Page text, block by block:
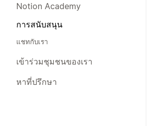
Notion Academy
การสนับสนุน
แชทกับเรา
เข้าร่วมชุมชนของเรา
หาที่ปรึกษา